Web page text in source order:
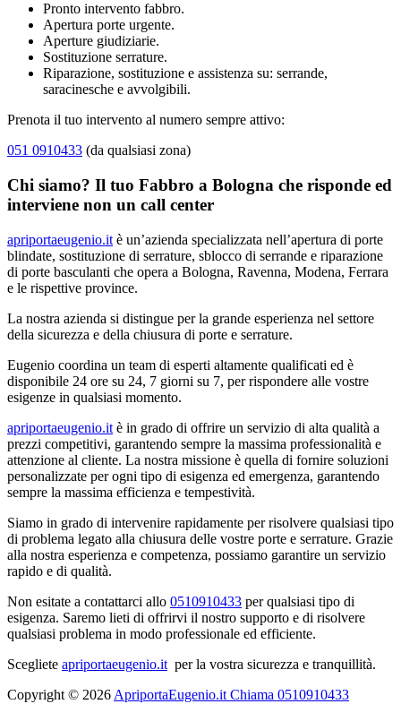
Pronto intervento fabbro.
Apertura porte urgente.
Aperture giudiziarie.
Sostituzione serrature.
Riparazione, sostituzione e assistenza su: serrande,
saracinesche e avvolgibili.
Prenota il tuo intervento al numero sempre attivo:
051 0910433 (da qualsiasi zona)
Chi siamo? Il tuo Fabbro a Bologna che risponde ed
interviene non un call center
apriportaeugenio.it è un’azienda specializzata nell’apertura di porte
blindate, sostituzione di serrature, sblocco di serrande e riparazione
di porte basculanti che opera a Bologna, Ravenna, Modena, Ferrara
e le rispettive province.
La nostra azienda si distingue per la grande esperienza nel settore
della sicurezza e della chiusura di porte e serrature.
Eugenio coordina un team di esperti altamente qualificati ed è
disponibile 24 ore su 24, 7 giorni su 7, per rispondere alle vostre
esigenze in qualsiasi momento.
apriportaeugenio.it è in grado di offrire un servizio di alta qualità a
prezzi competitivi, garantendo sempre la massima professionalità e
attenzione al cliente. La nostra missione è quella di fornire soluzioni
personalizzate per ogni tipo di esigenza ed emergenza, garantendo
sempre la massima efficienza e tempestività.
Siamo in grado di intervenire rapidamente per risolvere qualsiasi tipo
di problema legato alla chiusura delle vostre porte e serrature. Grazie
alla nostra esperienza e competenza, possiamo garantire un servizio
rapido e di qualità.
Non esitate a contattarci allo 0510910433 per qualsiasi tipo di
esigenza. Saremo lieti di offrirvi il nostro supporto e di risolvere
qualsiasi problema in modo professionale ed efficiente.
Scegliete apriportaeugenio.it per la vostra sicurezza e tranquillità.
Copyright © 2026 ApriportaEugenio.it Chiama 0510910433